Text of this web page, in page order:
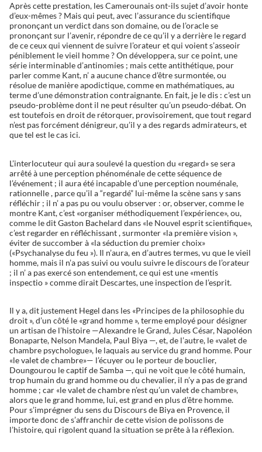
Après cette prestation, les Camerounais ont-ils sujet d’avoir honte
d’eux-mêmes ? Mais qui peut, avec l’assurance du scientifique
prononçant un verdict dans son domaine, ou de l’oracle se
prononçant sur l’avenir, répondre de ce qu’il y a derrière le regard
de ce ceux qui viennent de suivre l’orateur et qui voient s’asseoir
péniblement le vieil homme ? On développera, sur ce point, une
série interminable d’antinomies ; mais cette antithétique, pour
parler comme Kant, n’ a aucune chance d’être surmontée, ou
résolue de manière apodictique, comme en mathématiques, au
terme d’une démonstration contraignante. En fait, je le dis : c’est un
pseudo-problème dont il ne peut résulter qu’un pseudo-débat. On
est toutefois en droit de rétorquer, provisoirement, que tout regard
n’est pas forcément dénigreur, qu’il y a des regards admirateurs, et
que tel est le cas ici.
L’interlocuteur qui aura soulevé la question du «regard» se sera
arrêté à une perception phénoménale de cette séquence de
l’événement ; il aura été incapable d’une perception nouménale,
rationnelle , parce qu’il a “regardé” lui-même la scène sans y sans
réfléchir ; il n’ a pas pu ou voulu observer : or, observer, comme le
montre Kant, c’est «organiser méthodiquement l’expérience», ou,
comme le dit Gaston Bachelard dans «le Nouvel esprit scientifique»,
c’est regarder en réfléchissant , surmonter «la première vision »,
éviter de succomber à «la séduction du premier choix»
(«Psychanalyse du feu »). Il n’aura, en d’autres termes, vu que le vieil
homme, mais il n’a pas suivi ou voulu suivre le discours de l’orateur
; il n’ a pas exercé son entendement, ce qui est une «mentis
inspectio » comme dirait Descartes, une inspection de l’esprit.
Il y a, dit justement Hegel dans les «Principes de la philosophie du
droit », d’un côté le «grand homme », terme employé pour désigner
un artisan de l’histoire —Alexandre le Grand, Jules César, Napoléon
Bonaparte, Nelson Mandela, Paul Biya —, et, de l’autre, le «valet de
chambre psychologue», le laquais au service du grand homme. Pour
«le valet de chambre»— l’écuyer ou le porteur de bouclier,
Doungourou le captif de Samba —, qui ne voit que le côté humain,
trop humain du grand homme ou du chevalier, il n’y a pas de grand
homme ; car «le valet de chambre n’est qu’un valet de chambre»,
alors que le grand homme, lui, est grand en plus d’être homme.
Pour s’imprégner du sens du Discours de Biya en Provence, il
importe donc de s’affranchir de cette vision de polissons de
l’histoire, qui rigolent quand la situation se prête à la réflexion.